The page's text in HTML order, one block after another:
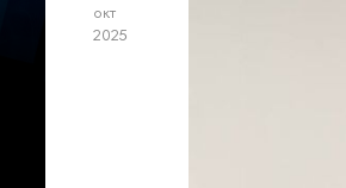
окт
2025